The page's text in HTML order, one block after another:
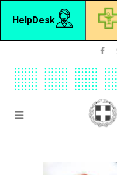
HelpDesk